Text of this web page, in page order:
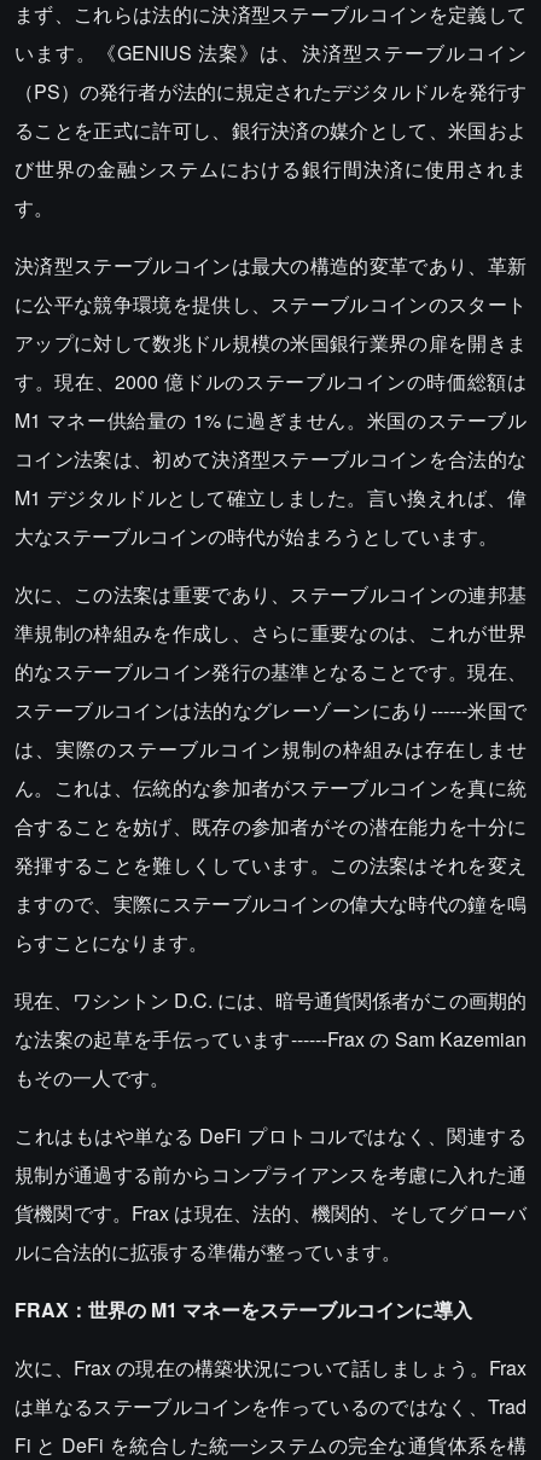
まず、これらは法的に決済型ステーブルコインを定義して
います。《GENIUS 法案》は、決済型ステーブルコイン
（PS）の発行者が法的に規定されたデジタルドルを発行す
ることを正式に許可し、銀行決済の媒介として、米国およ
び世界の金融システムにおける銀行間決済に使用されま
す。
決済型ステーブルコインは最大の構造的変革であり、革新
に公平な競争環境を提供し、ステーブルコインのスタート
アップに対して数兆ドル規模の米国銀行業界の扉を開きま
す。現在、2000 億ドルのステーブルコインの時価総額は
M1 マネー供給量の 1% に過ぎません。米国のステーブル
コイン法案は、初めて決済型ステーブルコインを合法的な
M1 デジタルドルとして確立しました。言い換えれば、偉
大なステーブルコインの時代が始まろうとしています。
次に、この法案は重要であり、ステーブルコインの連邦基
準規制の枠組みを作成し、さらに重要なのは、これが世界
的なステーブルコイン発行の基準となることです。現在、
ステーブルコインは法的なグレーゾーンにあり------米国で
は、実際のステーブルコイン規制の枠組みは存在しませ
ん。これは、伝統的な参加者がステーブルコインを真に統
合することを妨げ、既存の参加者がその潜在能力を十分に
発揮することを難しくしています。この法案はそれを変え
ますので、実際にステーブルコインの偉大な時代の鐘を鳴
らすことになります。
現在、ワシントン D.C. には、暗号通貨関係者がこの画期的
な法案の起草を手伝っています------Frax の Sam Kazemian
もその一人です。
これはもはや単なる DeFi プロトコルではなく、関連する
規制が通過する前からコンプライアンスを考慮に入れた通
貨機関です。Frax は現在、法的、機関的、そしてグローバ
ルに合法的に拡張する準備が整っています。
FRAX：世界の M1 マネーをステーブルコインに導入
次に、Frax の現在の構築状況について話しましょう。Frax
は単なるステーブルコインを作っているのではなく、Trad
Fi と DeFi を統合した統一システムの完全な通貨体系を構